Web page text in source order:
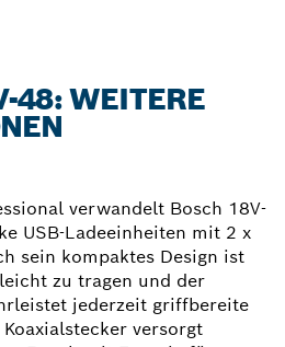
48: WEITERE
verwandelt Bosch 18V-
USB-Ladeeinheiten mit 2 x
sein kompaktes Design ist
zu tragen und der
jederzeit griffbereite
versorgt